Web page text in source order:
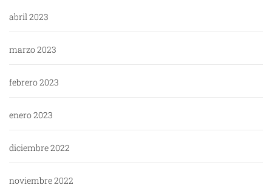
abril 2023
marzo 2023
febrero 2023
enero 2023
diciembre 2022
noviembre 2022